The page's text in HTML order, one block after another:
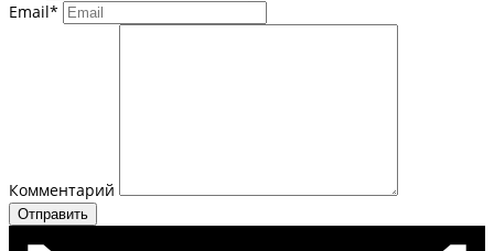
Email*
Комментарий
Отправить